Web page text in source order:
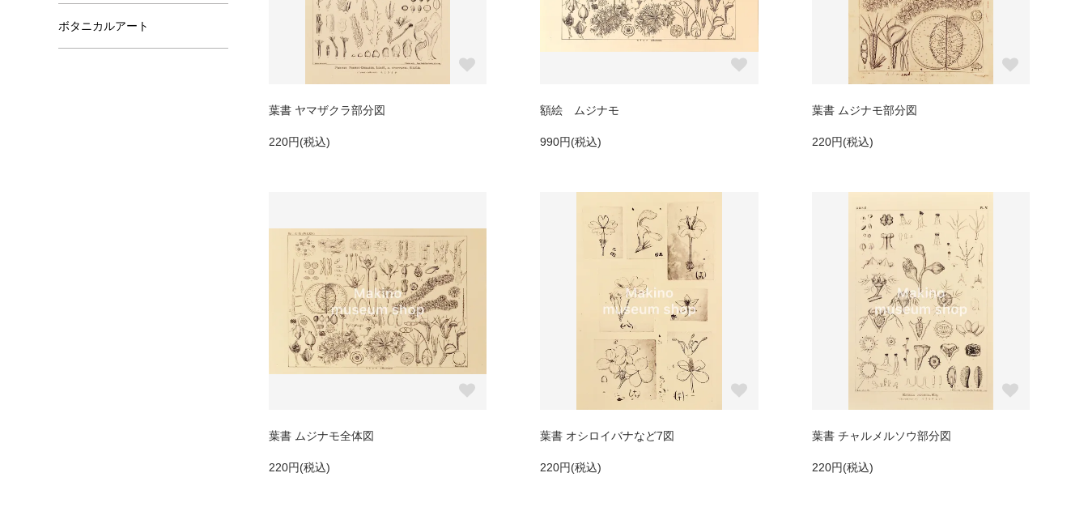
葉書 ヤマザクラ部分図
220円(税込)
額絵 ムジナモ
990円(税込)
葉書 ムジナモ部分図
220円(税込)
葉書 ムジナモ全体図
220円(税込)
葉書 オシロイバナなど7図
220円(税込)
葉書 チャルメルソウ部分図
220円(税込)
ボタニカルアート